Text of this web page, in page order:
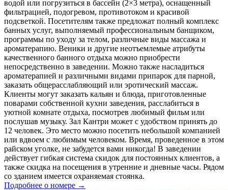
водой или погрузиться в бассейн (2×3 метра), оснащенный
фильтрацией, подогревом, противотоком и красивой
подсветкой. Посетителям также предложат полный комплекс
банных услуг, выполняемый профессиональным банщиком,
программы по уходу за телом, различные виды массажа и
ароматерапию. Веники и другие неотъемлемые атрибуты
качественного банного отдыха можно приобрести
непосредственно в заведении. Можно также насладиться
ароматерапией и различными видами припарок для парной,
заказать общерасслабляющий или эротический массаж.
Клиенты могут заказать кальян и блюда, приготовленные
поварами собственной кухни заведения, расслабиться в
уютной комнате отдыха, посмотрев любимый фильм или
послушав музыку. Зал Кантри может с удобством принять до
12 человек. Это место можно посетить небольшой компанией
или вдвоем с любимым человеком. Время, проведенное в этом
райском уголке, не забудется вами никогда! В заведении
действует гибкая система скидок для постоянных клиентов, а
также скидка на посещения в утренние и дневные часы. Рядом
со зданием имеется охраняемая стоянка.
Подробнее о номере →